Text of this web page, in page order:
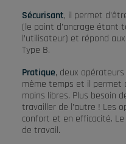
Sécurisant, il permet
(le point d’ancrage étant
l’utilisateur) et répond
Type B.
Pratique, deux
même temps et il permet
mains libres. Plus besoin
travailler de l’autre ! Les
confort et en efficacité.
de travail.